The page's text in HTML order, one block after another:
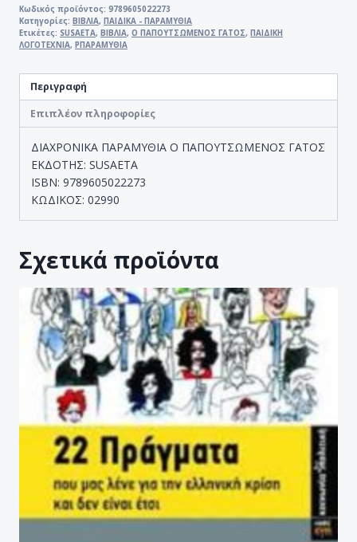
ΔΙΑΧΡΟΝΙΚΑ
ΠΑΡΑΜΥΘΙΑ
ποσότητα
Κωδικός προϊόντος: 9789605022273
Κατηγορίες: ΒΙΒΛΙΑ, ΠΑΙΔΙΚΑ - ΠΑΡΑΜΥΘΙΑ
Ετικέτες: SUSAETA, ΒΙΒΛΙΑ, Ο ΠΑΠΟΥΤΣΩΜΕΝΟΣ ΓΑΤΟΣ, ΠΑΙΔΙΚΗ
ΛΟΓΟΤΕΧΝΙΑ, ΡΠΑΡΑΜΥΘΙΑ
Περιγραφή
Επιπλέον πληροφορίες
ΔΙΑΧΡΟΝΙΚΑ ΠΑΡΑΜΥΘΙΑ Ο ΠΑΠΟΥΤΣΩΜΕΝΟΣ ΓΑΤΟΣ
ΕΚΔΟΤΗΣ: SUSAETA
ISBN: 9789605022273
ΚΩΔΙΚΟΣ: 02990
Σχετικά προϊόντα